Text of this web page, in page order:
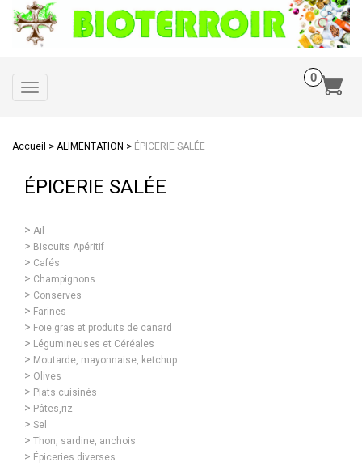
Toggle
navigation
Accueil > ALIMENTATION > ÉPICERIE SALÉE
ÉPICERIE SALÉE
Ail
Biscuits Apéritif
Cafés
Champignons
Conserves
Farines
Foie gras et produits de canard
Légumineuses et Céréales
Moutarde, mayonnaise, ketchup
Olives
Plats cuisinés
Pâtes,riz
Sel
Thon, sardine, anchois
Épiceries diverses